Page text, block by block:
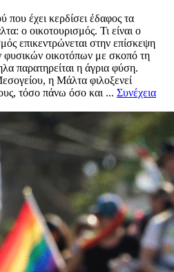
που έχει κερδίσει έδαφος τα
ο οικοτουρισμός. Τι είναι ο
επικεντρώνεται στην επίσκεψη
φυσικών οικοτόπων με σκοπό τη
παρατηρείται η άγρια φύση.
η Μάλτα φιλοξενεί
τόσο πάνω όσο και ... Συνέχεια